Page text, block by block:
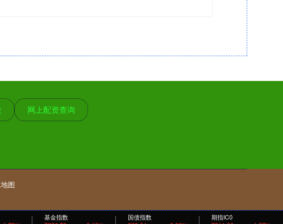
基金指数
国债指数
期指IC0
网上配资查询
图